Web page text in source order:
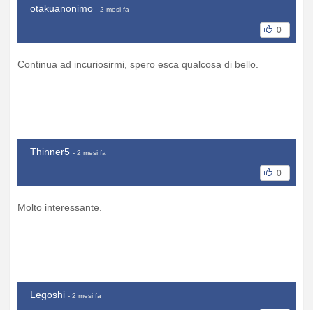
otakuanonimo - 2 mesi fa
0
Continua ad incuriosirmi, spero esca qualcosa di bello.
Thinner5 - 2 mesi fa
0
Molto interessante.
Legoshi - 2 mesi fa